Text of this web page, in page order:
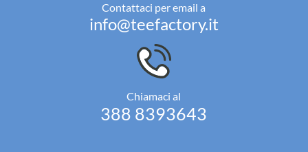
Contattaci per email a
info@teefactory.it
Chiamaci al
388 8393643